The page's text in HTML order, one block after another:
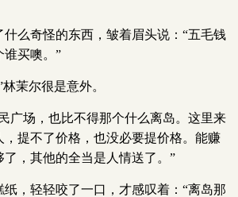
什么奇怪的东西，皱着眉头说：“五毛钱
谁买噢。”
茉尔很是意外。
广场，也比不得那个什么离岛。这里来
，提不了价格，也没必要提价格。能赚
了，其他的全当是人情送了。”
，轻轻咬了一口，才感叹着：“离岛那